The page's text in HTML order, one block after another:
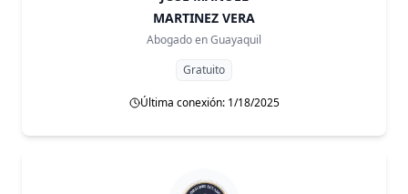
MARTINEZ VERA
Abogado enGuayaquil
Gratuito
Última conexión: 1/18/2025